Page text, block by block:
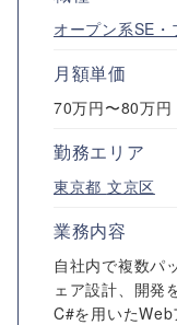
オープン系SE・
月額単価
70万円〜80万円
勤務エリア
東京都 文京区
業務内容
自社内で複数パ
ェア設計、開発
C#を用いた